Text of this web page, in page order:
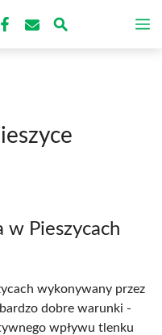
w Pieszycach
wykonywany przez
dobre warunki -
wpływu tlenku